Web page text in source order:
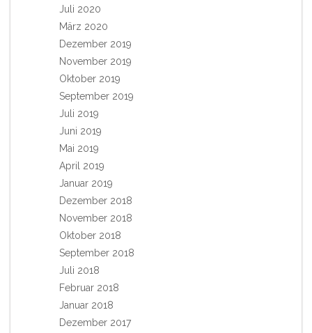
Juli 2020
März 2020
Dezember 2019
November 2019
Oktober 2019
September 2019
Juli 2019
Juni 2019
Mai 2019
April 2019
Januar 2019
Dezember 2018
November 2018
Oktober 2018
September 2018
Juli 2018
Februar 2018
Januar 2018
Dezember 2017